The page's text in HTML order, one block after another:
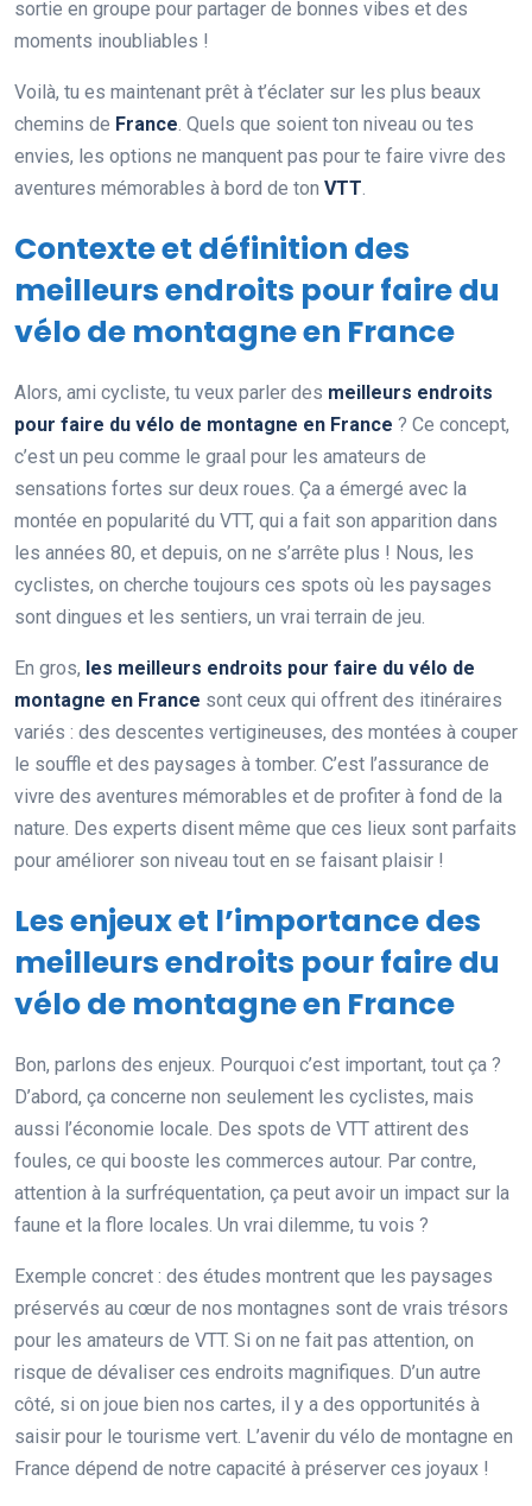
sortie en groupe pour partager de bonnes vibes et des
moments inoubliables !
Voilà, tu es maintenant prêt à t’éclater sur les plus beaux
chemins de France. Quels que soient ton niveau ou tes
envies, les options ne manquent pas pour te faire vivre des
aventures mémorables à bord de ton VTT.
Contexte et définition des
meilleurs endroits pour faire du
vélo de montagne en France
Alors, ami cycliste, tu veux parler des meilleurs endroits
pour faire du vélo de montagne en France ? Ce concept,
c’est un peu comme le graal pour les amateurs de
sensations fortes sur deux roues. Ça a émergé avec la
montée en popularité du VTT, qui a fait son apparition dans
les années 80, et depuis, on ne s’arrête plus ! Nous, les
cyclistes, on cherche toujours ces spots où les paysages
sont dingues et les sentiers, un vrai terrain de jeu.
En gros, les meilleurs endroits pour faire du vélo de
montagne en France sont ceux qui offrent des itinéraires
variés : des descentes vertigineuses, des montées à couper
le souffle et des paysages à tomber. C’est l’assurance de
vivre des aventures mémorables et de profiter à fond de la
nature. Des experts disent même que ces lieux sont parfaits
pour améliorer son niveau tout en se faisant plaisir !
Les enjeux et l’importance des
meilleurs endroits pour faire du
vélo de montagne en France
Bon, parlons des enjeux. Pourquoi c’est important, tout ça ?
D’abord, ça concerne non seulement les cyclistes, mais
aussi l’économie locale. Des spots de VTT attirent des
foules, ce qui booste les commerces autour. Par contre,
attention à la surfréquentation, ça peut avoir un impact sur la
faune et la flore locales. Un vrai dilemme, tu vois ?
Exemple concret : des études montrent que les paysages
préservés au cœur de nos montagnes sont de vrais trésors
pour les amateurs de VTT. Si on ne fait pas attention, on
risque de dévaliser ces endroits magnifiques. D’un autre
côté, si on joue bien nos cartes, il y a des opportunités à
saisir pour le tourisme vert. L’avenir du vélo de montagne en
France dépend de notre capacité à préserver ces joyaux !